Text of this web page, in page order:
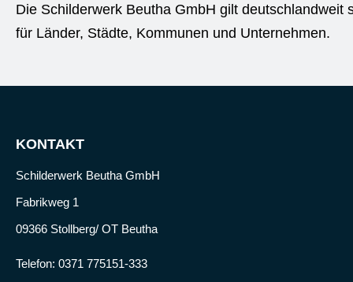
Die Schilderwerk Beutha GmbH gilt
für Länder, Städte, Kommunen und Unternehmen.
KONTAKT
Schilderwerk Beutha GmbH
Fabrikweg 1
09366 Stollberg/ OT Beutha
Telefon: 0371 775151-333